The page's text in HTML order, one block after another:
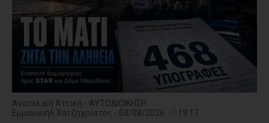
Ανατολική Αττική - ΑΥΤΟΔΙΟΙΚΗΣΗ
Εμμανουήλ Χατζηχρίστος - 03/08/2026
19:17